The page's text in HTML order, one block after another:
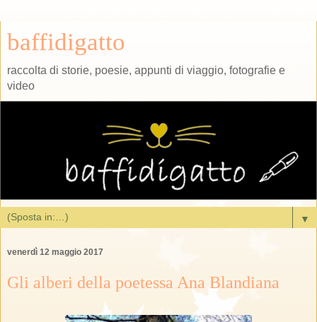
baffidigatto
raccolta di storie, poesie, appunti di viaggio, fotografie e
video
▼
venerdì 12 maggio 2017
Gli alberi della poetessa Ana Blandiana